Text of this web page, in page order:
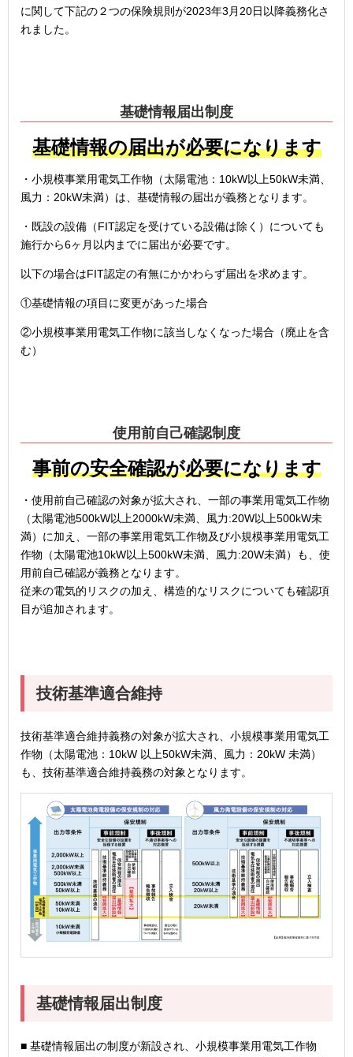
に関して下記の２つの保険規則が2023年3月20日以降義務化さ
れました。
基礎情報届出制度
基礎情報の届出が必要になります
・小規模事業用電気工作物（太陽電池：10kW以上50kW未満、
風力：20kW未満）は、基礎情報の届出が義務となります。
・既設の設備（FIT認定を受けている設備は除く）についても
施行から6ヶ月以内までに届出が必要です。
以下の場合はFIT認定の有無にかかわらず届出を求めます。
①基礎情報の項目に変更があった場合
②小規模事業用電気工作物に該当しなくなった場合（廃止を含
む）
使用前自己確認制度
事前の安全確認が必要になります
・使用前自己確認の対象が拡大され、一部の事業用電気工作物
（太陽電池500kW以上2000kW未満、風力:20W以上500kW未
満）に加え、一部の事業用電気工作物及び小規模事業用電気工
作物（太陽電池10kW以上500kW未満、風力:20W未満）も、使
用前自己確認が義務となります。
従来の電気的リスクの加え、構造的なリスクについても確認項
目が追加されます。
技術基準適合維持
技術基準適合維持義務の対象が拡大され、小規模事業用電気工
作物（太陽電池：10kW 以上50kW未満、風力：20kW 未満）
も、技術基準適合維持義務の対象となります。
基礎情報届出制度
■ 基礎情報届出の制度が新設され、小規模事業用電気工作物